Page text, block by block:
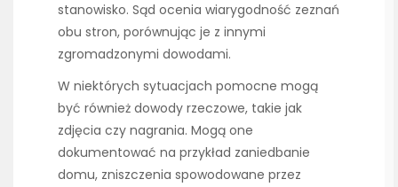
stanowisko. Sąd ocenia wiarygodność zeznań
obu stron, porównując je z innymi
zgromadzonymi dowodami.
W niektórych sytuacjach pomocne mogą
być również dowody rzeczowe, takie jak
zdjęcia czy nagrania. Mogą one
dokumentować na przykład zaniedbanie
domu, zniszczenia spowodowane przez